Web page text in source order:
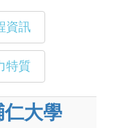
資訊
特質
仁大學